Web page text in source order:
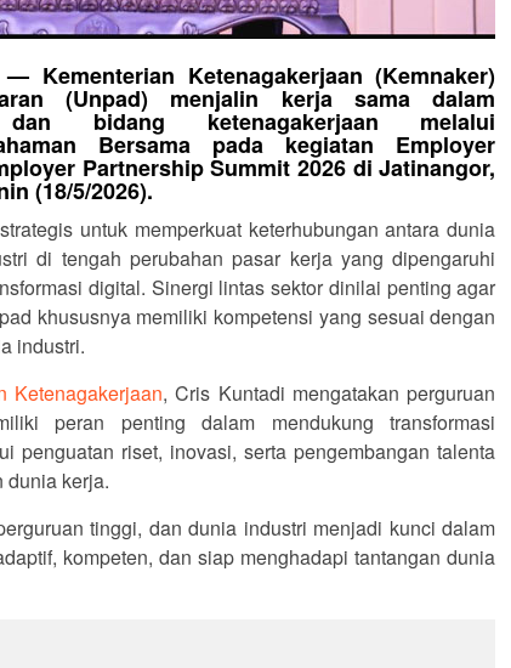
Kementerian Ketenagakerjaan (Kemnaker)
(Unpad) menjalin kerja sama dalam
bidang ketenagakerjaan melalui
Bersama pada kegiatan Employer
Partnership Summit 2026 di Jatinangor,
(18/5/2026).
untuk memperkuat keterhubungan antara dunia
di tengah perubahan pasar kerja yang dipengaruhi
digital. Sinergi lintas sektor dinilai penting agar
khususnya memiliki kompetensi yang sesuai dengan
industri.
Ketenagakerjaan, Cris Kuntadi mengatakan perguruan
peran penting dalam mendukung transformasi
penguatan riset, inovasi, serta pengembangan talenta
dunia kerja.
tinggi, dan dunia industri menjadi kunci dalam
kompeten, dan siap menghadapi tantangan dunia